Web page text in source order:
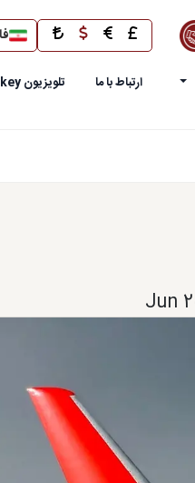
ارتباط با ما تلویزیون Property Turkey